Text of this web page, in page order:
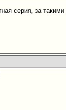
серия, за такими